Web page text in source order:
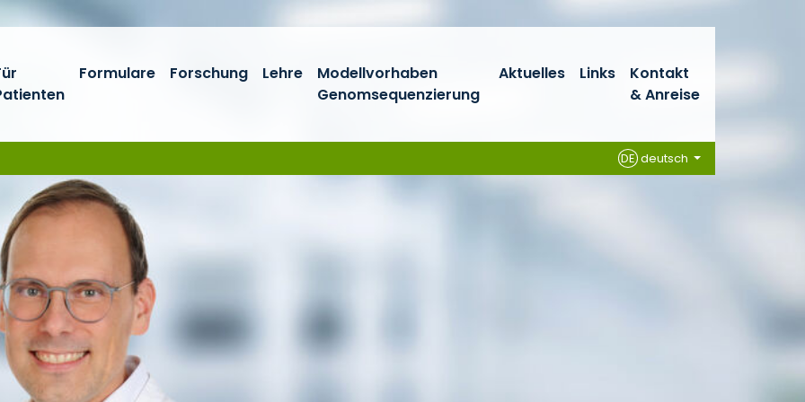
Formulare Forschung Lehre
Modellvorhaben
Genomsequenzierung
Aktuelles Links
Kontakt
& Anreise
DEdeutsch